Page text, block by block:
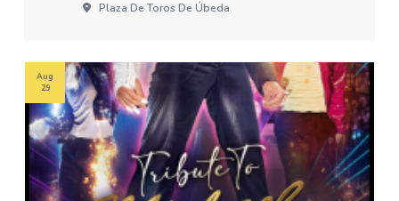
Plaza De Toros De Úbeda
Aug
29